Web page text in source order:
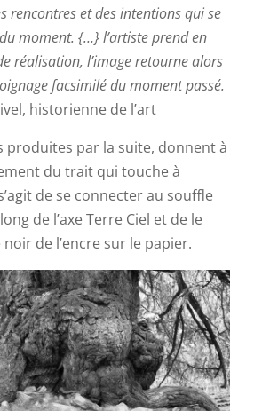
rencontres et des intentions qui se
moment. {…} l’artiste prend en
réalisation, l’image retourne alors
facsimilé du moment passé.
historienne de l’art
produites par la suite, donnent à
du trait qui touche à
de se connecter au souffle
de l’axe Terre Ciel et de le
de l’encre sur le papier.